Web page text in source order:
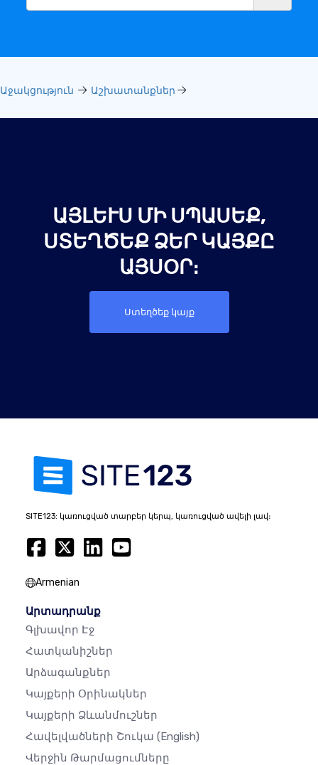
Աջակցություն Աշխատանքներ
ԱՅԼԵՒՍ ՄԻ ՍՊԱՍԵՔ, Ս
ՏԵՂԾԵՔ ՁԵՐ ԿԱՅՔԸ Ա
ՅՍՕՐ։
Ստեղծեք կայք
SITE123: կառուցված տարբեր կերպ, կառուցված ավելի լավ։
Armenian
Արտադրանք
Գլխավոր Էջ
Հատկանիշներ
Արձագանքներ
Կայքերի Օրինակներ
Կայքերի Ձևանմուշներ
Հավելվածների Շուկա (English)
Վերջին Թարմացումները